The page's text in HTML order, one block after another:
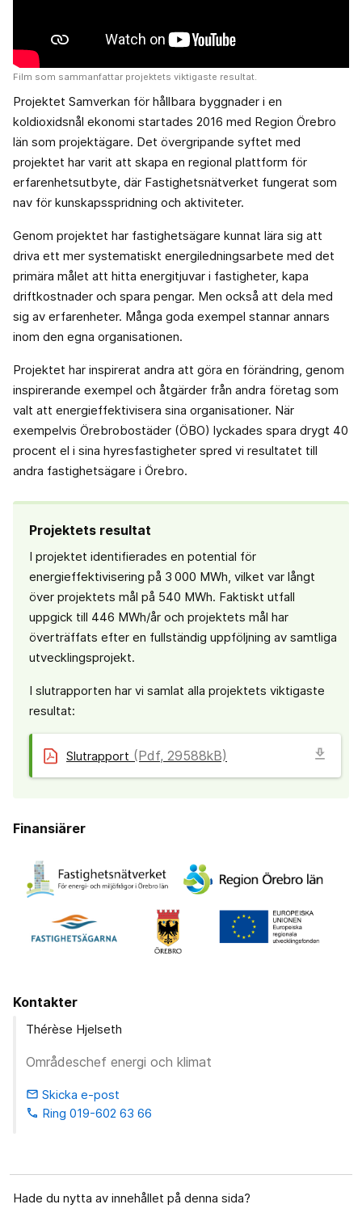
Film som sammanfattar projektets viktigaste resultat.
Projektet Samverkan för hållbara byggnader i en
koldioxidsnål ekonomi startades 2016 med Region Örebro
län som projektägare. Det övergripande syftet med
projektet har varit att skapa en regional plattform för
erfarenhetsutbyte, där Fastighetsnätverket fungerat som
nav för kunskapsspridning och aktiviteter.
Genom projektet har fastighetsägare kunnat lära sig att
driva ett mer systematiskt energiledningsarbete med det
primära målet att hitta energitjuvar i fastigheter, kapa
driftkostnader och spara pengar. Men också att dela med
sig av erfarenheter. Många goda exempel stannar annars
inom den egna organisationen.
Projektet har inspirerat andra att göra en förändring, genom
inspirerande exempel och åtgärder från andra företag som
valt att energieffektivisera sina organisationer. När
exempelvis Örebrobostäder (ÖBO) lyckades spara drygt 40
procent el i sina hyresfastigheter spred vi resultatet till
andra fastighetsägare i Örebro.
Projektets resultat
I projektet identifierades en potential för
energieffektivisering på 3 000 MWh, vilket var långt
över projektets mål på 540 MWh. Faktiskt utfall
uppgick till 446 MWh/år och projektets mål har
överträffats efter en fullständig uppföljning av samtliga
utvecklingsprojekt.
I slutrapporten har vi samlat alla projektets viktigaste
resultat:
Slutrapport (Pdf, 29588kB) download
Finansiärer
Kontakter
Thérèse Hjelseth
Områdeschef energi och klimat
email Skicka e-post
phone Ring 019-602 63 66
Hade du nytta av innehållet på denna sida?